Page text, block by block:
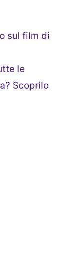
sul film di
le
Scoprilo